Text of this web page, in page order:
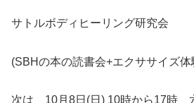
サトルボディヒーリング研究会
(SBHの本の読書会+エクササイズ
次は 10月8日(日) 10時から17時